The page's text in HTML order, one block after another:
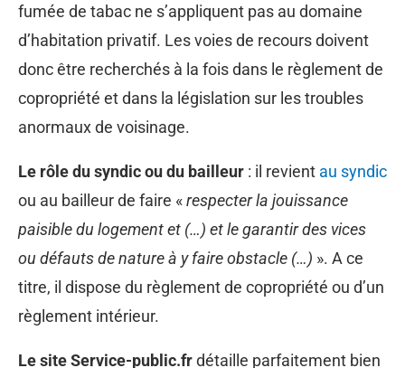
fumée de tabac ne s’appliquent pas au domaine
d’habitation privatif. Les voies de recours doivent
donc être recherchés à la fois dans le règlement de
copropriété et dans la législation sur les troubles
anormaux de voisinage.
Le rôle du syndic ou du bailleur : il revient au syndic
ou au bailleur de faire «respecter la jouissance
paisible du logement et (…) et le garantir des vices
ou défauts de nature à y faire obstacle (…) ». A ce
titre, il dispose du règlement de copropriété ou d’un
règlement intérieur.
Le site Service-public.frdétaille parfaitement bien